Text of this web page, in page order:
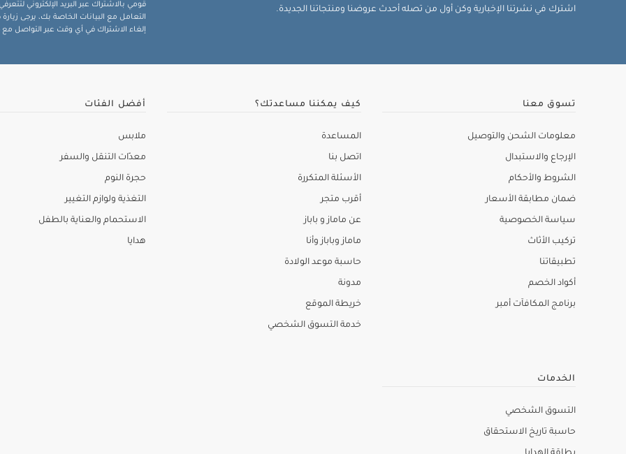
اشترك في نشرتنا الإخبارية وكن أول من تصله أحدث عروضنا ومنتجاتنا الجديدة.
قومي بالاشتراك عبر البريد الإلكتروني
التعامل مع البيانات الخاصة بك، يرجى
إلغاء الاشتراك في أي وقت عبر التواصل مع
تسوق معنا
معلومات الشحن والتوصيل
الإرجاع والاستبدال
الشروط والأحكام
ضمان مطابقة الأسعار
سياسة الخصوصية
تركيب الأثاث
تطبيقاتنا
أكواد الخصم
برنامج المكافآت أمبر
كيف يمكننا مساعدتك؟
المساعدة
اتصل بنا
الأسئلة المتكررة
أقرب متجر
عن ماماز و باباز
ماماز وباباز وأنا
حاسبة موعد الولادة
مدونة
خريطة الموقع
خدمة التسوق الشخصي
أفضل الفئات
ملابس
معدّات التنقل والسفر
حجرة النوم
التغذية ولوازم التغيير
الاستحمام والعناية بالطفل
هدايا
الخدمات
التسوق الشخصي
حاسبة تاريخ الاستحقاق